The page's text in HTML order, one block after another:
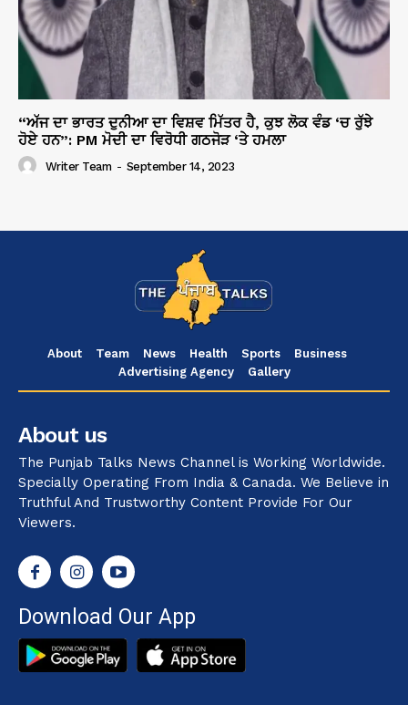
“ਅੱਜ ਦਾ ਭਾਰਤ ਦੁਨੀਆ ਦਾ ਵਿਸ਼ਵ ਮਿੱਤਰ ਹੈ, ਕੁਝ ਲੋਕ ਵੰਡ ‘ਚ ਰੁੱਝੇ
ਹੋਏ ਹਨ”: PM ਮੋਦੀ ਦਾ ਵਿਰੋਧੀ ਗਠਜੋੜ ‘ਤੇ ਹਮਲਾ
Writer Team - September 14, 2023
About Team News Health Sports
Business
Advertising Agency
Gallery
About us
The Punjab Talks News Channel is Working Worldwide.
Specially Operating From India & Canada. We Believe in
Truthful And Trustworthy Content Provide For Our
Viewers.
Download Our App